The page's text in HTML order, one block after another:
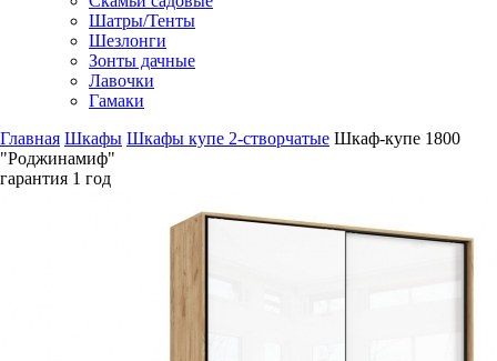
Шатры/Тенты
Шезлонги
Зонты дачные
Лавочки
Гамаки
Главная Шкафы Шкафы купе 2-створчатые Шкаф-купе 1800
"Роджинамиф"
гарантия 1 год